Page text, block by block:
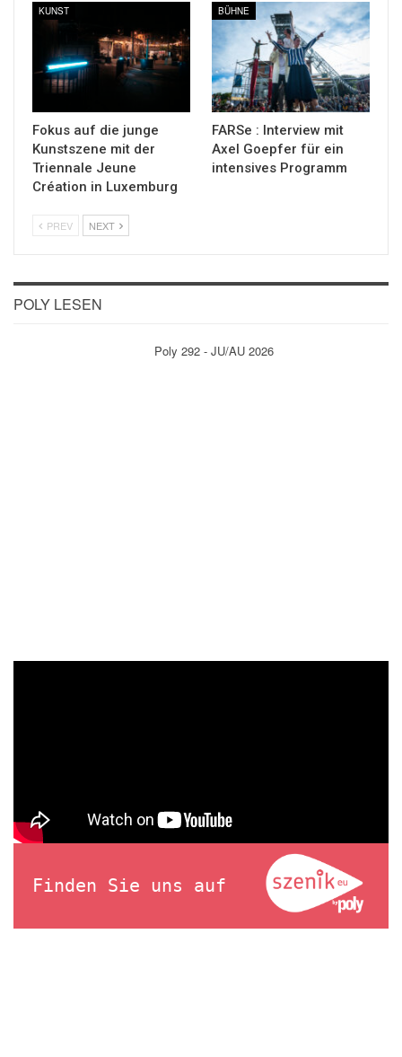
KUNST
Fokus auf die junge
Kunstszene mit der
Triennale Jeune
Création in Luxemburg
BÜHNE
FARSe : Interview mit
Axel Goepfer für ein
intensives Programm
PREV NEXT
POLY LESEN
Poly 292 - JU/AU 2026
Finden Sie uns auf